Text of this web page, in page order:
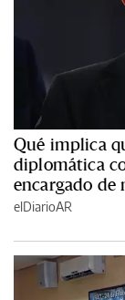
Qué implica
diplomática
encargado de
elDiarioAR